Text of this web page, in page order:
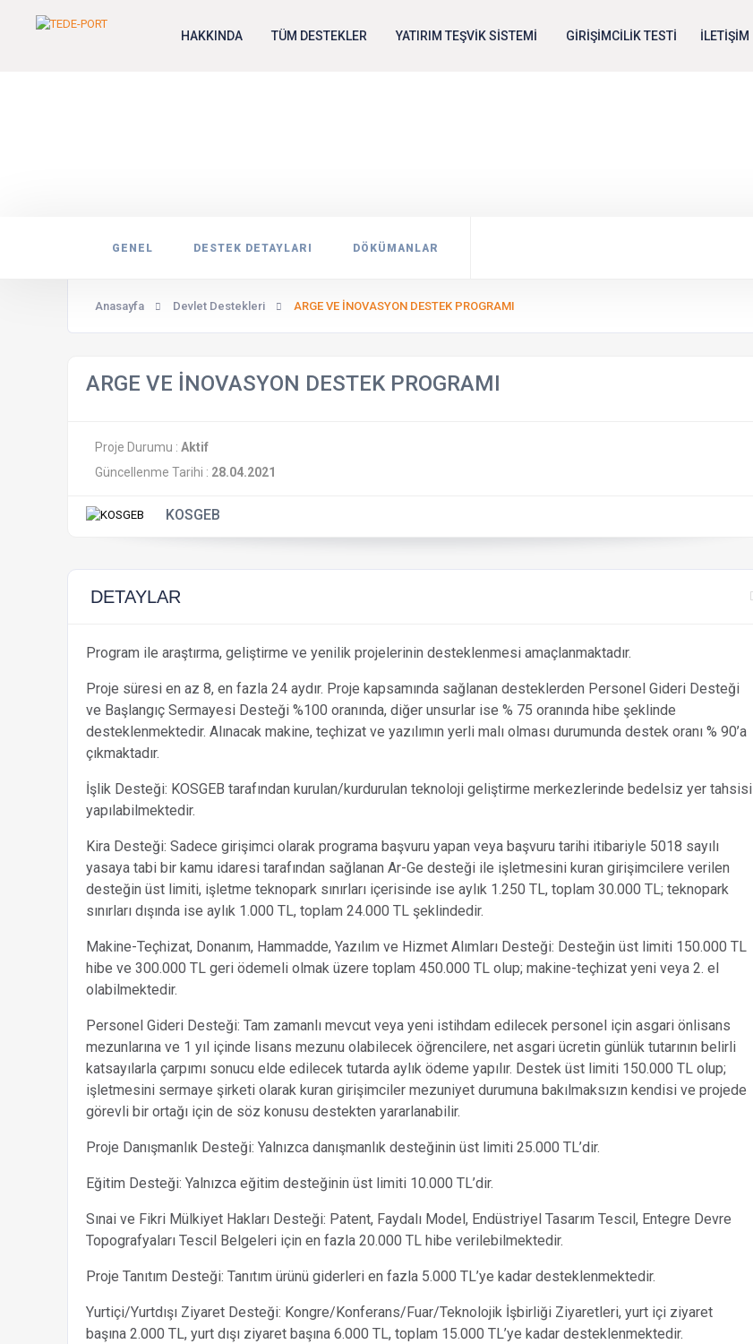
HAKKINDA TÜM DESTEKLER YATIRIM TEŞVİK SİSTEMİ GİRİŞİMCİLİK TESTİ İLETİŞİM
GENEL DESTEK DETAYLARI DÖKÜMANLAR
Anasayfa Devlet Destekleri ARGE VE İNOVASYON DESTEK PROGRAMI
ARGE VE İNOVASYON DESTEK PROGRAMI
Proje Durumu : Aktif
Güncellenme Tarihi : 28.04.2021
KOSGEB
DETAYLAR
Program ile araştırma, geliştirme ve yenilik projelerinin desteklenmesi amaçlanmaktadır.
Proje süresi en az 8, en fazla 24 aydır. Proje kapsamında sağlanan desteklerden Personel Gideri Desteği
ve Başlangıç Sermayesi Desteği %100 oranında, diğer unsurlar ise % 75 oranında hibe şeklinde
desteklenmektedir. Alınacak makine, teçhizat ve yazılımın yerli malı olması durumunda destek oranı % 90’a
çıkmaktadır.
İşlik Desteği: KOSGEB tarafından kurulan/kurdurulan teknoloji geliştirme merkezlerinde bedelsiz yer tahsisi
yapılabilmektedir.
Kira Desteği: Sadece girişimci olarak programa başvuru yapan veya başvuru tarihi itibariyle 5018 sayılı
yasaya tabi bir kamu idaresi tarafından sağlanan Ar-Ge desteği ile işletmesini kuran girişimcilere verilen
desteğin üst limiti, işletme teknopark sınırları içerisinde ise aylık 1.250 TL, toplam 30.000 TL; teknopark
sınırları dışında ise aylık 1.000 TL, toplam 24.000 TL şeklindedir.
Makine-Teçhizat, Donanım, Hammadde, Yazılım ve Hizmet Alımları Desteği: Desteğin üst limiti 150.000 TL
hibe ve 300.000 TL geri ödemeli olmak üzere toplam 450.000 TL olup; makine-teçhizat yeni veya 2. el
olabilmektedir.
Personel Gideri Desteği: Tam zamanlı mevcut veya yeni istihdam edilecek personel için asgari önlisans
mezunlarına ve 1 yıl içinde lisans mezunu olabilecek öğrencilere, net asgari ücretin günlük tutarının belirli
katsayılarla çarpımı sonucu elde edilecek tutarda aylık ödeme yapılır. Destek üst limiti 150.000 TL olup;
işletmesini sermaye şirketi olarak kuran girişimciler mezuniyet durumuna bakılmaksızın kendisi ve projede
görevli bir ortağı için de söz konusu destekten yararlanabilir.
Proje Danışmanlık Desteği: Yalnızca danışmanlık desteğinin üst limiti 25.000 TL’dir.
Eğitim Desteği: Yalnızca eğitim desteğinin üst limiti 10.000 TL’dir.
Sınai ve Fikri Mülkiyet Hakları Desteği: Patent, Faydalı Model, Endüstriyel Tasarım Tescil, Entegre Devre
Topografyaları Tescil Belgeleri için en fazla 20.000 TL hibe verilebilmektedir.
Proje Tanıtım Desteği: Tanıtım ürünü giderleri en fazla 5.000 TL’ye kadar desteklenmektedir.
Yurtiçi/Yurtdışı Ziyaret Desteği: Kongre/Konferans/Fuar/Teknolojik İşbirliği Ziyaretleri, yurt içi ziyaret
başına 2.000 TL, yurt dışı ziyaret başına 6.000 TL, toplam 15.000 TL’ye kadar desteklenmektedir.